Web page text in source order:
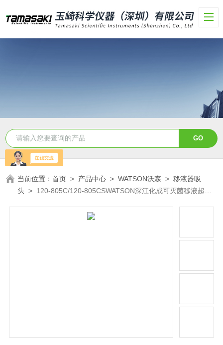
当前位置：首页 > 产品中心 >WATSON沃森 >移液器吸
头 > 120-805C/120-805CSWATSON深江化成可灭菌移液超长